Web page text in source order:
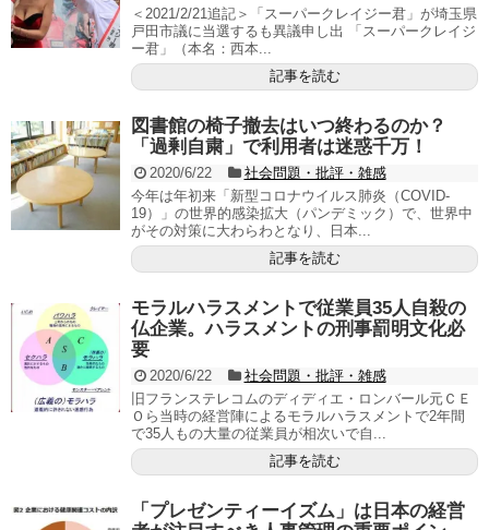
＜2021/2/21追記＞「スーパークレイジー君」が埼玉県
戸田市議に当選するも異議申し出 「スーパークレイジ
ー君」（本名：西本...
記事を読む
図書館の椅子撤去はいつ終わるのか？
「過剰自粛」で利用者は迷惑千万！
2020/6/22
社会問題・批評・雑感
今年は年初来「新型コロナウイルス肺炎（COVID-
19）」の世界的感染拡大（パンデミック）で、世界中
がその対策に大わらわとなり、日本...
記事を読む
モラルハラスメントで従業員35人自殺の
仏企業。ハラスメントの刑事罰明文化必
要
2020/6/22
社会問題・批評・雑感
旧フランステレコムのディディエ・ロンバール元ＣＥ
Ｏら当時の経営陣によるモラルハラスメントで2年間
で35人もの大量の従業員が相次いで自...
記事を読む
「プレゼンティーイズム」は日本の経営